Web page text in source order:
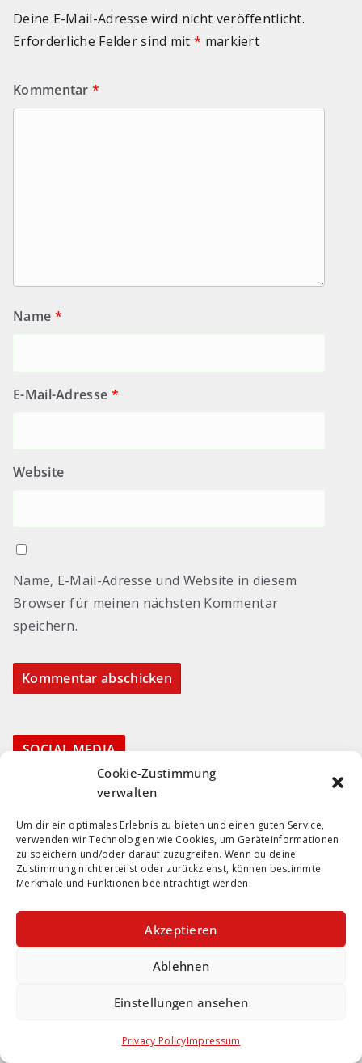
Cookie-Zustimmung
verwalten
Um dir ein optimales Erlebnis zu bieten und einen guten Service,
verwenden wir Technologien wie Cookies, um Geräteinformationen
zu speichern und/oder darauf zuzugreifen. Wenn du deine
Zustimmung nicht erteilst oder zurückziehst, können bestimmte
Merkmale und Funktionen beeinträchtigt werden.
Akzeptieren
Ablehnen
Einstellungen ansehen
Privacy PolicyImpressum
Deine E-Mail-Adresse wird nicht veröffentlicht.
Erforderliche Felder sind mit* markiert
Kommentar*
Name *
E-Mail-Adresse *
Website
Name, E-Mail-Adresse und Website in diesem
Browser für meinen nächsten Kommentar
speichern.
t
n
a
t
v
SOCIAL MEDIA
Dein Support